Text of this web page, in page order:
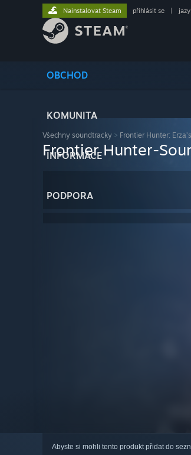
OBCHOD
KOMUNITA
INFORMACE
PODPORA
Nainstalovat Steam přihlásit se
Všechny soundtracky > Frontier Hunter:
Frontier Hunter-
Abyste si mohli tento produkt přidat do